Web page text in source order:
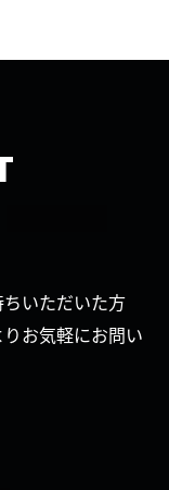
いただいた方
お気軽にお問い